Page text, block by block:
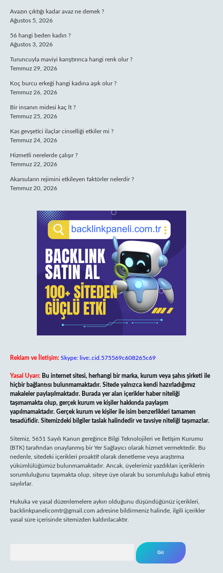
Avazın çıktığı kadar avaz ne demek ?
Ağustos 5, 2026
56 hangi beden kadın ?
Ağustos 3, 2026
Turuncuyla maviyi karıştırınca hangi renk olur ?
Temmuz 29, 2026
Koç burcu erkeği hangi kadına aşık olur ?
Temmuz 26, 2026
Bir insanın midesi kaç lt ?
Temmuz 25, 2026
Kas gevşetici ilaçlar cinselliği etkiler mi ?
Temmuz 24, 2026
Hizmetli nerelerde çalışır ?
Temmuz 22, 2026
Akarsuların rejimini etkileyen faktörler nelerdir ?
Temmuz 20, 2026
Reklam ve İletişim: Skype: live:.cid.575569c608265c69
Yasal Uyarı: Bu internet sitesi, herhangi bir marka, kurum veya şahıs şirketi ile
hiçbir bağlantısı bulunmamaktadır. Sitede yalnızca kendi hazırladığımız
makaleler paylaşılmaktadır. Burada yer alan içerikler haber niteliği
taşımamakta olup, gerçek kurum ve kişiler hakkında paylaşım
yapılmamaktadır. Gerçek kurum ve kişiler ile isim benzerlikleri tamamen
tesadüfidir. Sitemizdeki bilgiler taslak halindedir ve tavsiye niteliği taşımazlar.
Sitemiz, 5651 Sayılı Kanun gereğince Bilgi Teknolojileri ve İletişim Kurumu
(BTK) tarafından onaylanmış bir Yer Sağlayıcı olarak hizmet vermektedir. Bu
nedenle, sitedeki içerikleri proaktif olarak denetleme veya araştırma
yükümlülüğümüz bulunmamaktadır. Ancak, üyelerimiz yazdıkları içeriklerin
sorumluluğunu taşımakta olup, siteye üye olarak bu sorumluluğu kabul etmiş
sayılırlar.
Hukuka ve yasal düzenlemelere aykırı olduğunu düşündüğünüz içerikleri,
backlinkpanelicomtr@gmail.com adresine bildirmeniz halinde, ilgili içerikler
yasal süre içerisinde sitemizden kaldırılacaktır.